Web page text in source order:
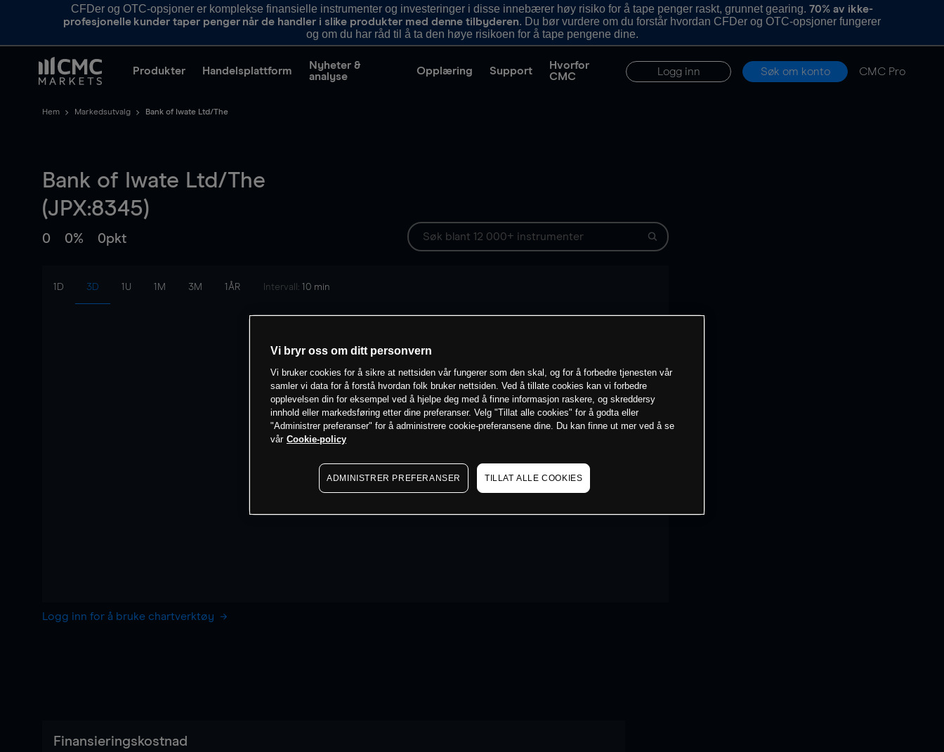
CFDer og OTC-opsjoner er komplekse finansielle instrumenter og investeringer i disse innebærer høy risiko for å tape penger raskt, grunnet gearing.70% av ikke-
profesjonelle kunder taper penger når de handler i slike produkter med denne tilbyderen. Du bør vurdere om du forstår hvordan CFDer og OTC-opsjoner fungerer
og om du har råd til å ta den høye risikoen for å tape pengene dine.
Produkter Handelsplattform
Nyheter &
analyse
Opplæring Support
Hvorfor
CMC
Logg inn Søk om konto CMC Pro
Hem Markedsutvalg Bank of Iwate Ltd/The
Bank of Iwate Ltd/The
(JPX:8345)
0 0% 0pkt
1D 3D 1U 1M 3M 1ÅR Intervall: 10 min
Logg inn for å bruke chartverktøy
Finansieringskostnad
Vi bryr oss om ditt personvern
Vi bruker cookies for å sikre at nettsiden vår fungerer som den skal, og for å forbedre tjenesten vår
samler vi data for å forstå hvordan folk bruker nettsiden. Ved å tillate cookies kan vi forbedre
opplevelsen din for eksempel ved å hjelpe deg med å finne informasjon raskere, og skreddersy
innhold eller markedsføring etter dine preferanser. Velg "Tillat alle cookies" for å godta eller
"Administrer preferanser" for å administrere cookie-preferansene dine. Du kan finne ut mer ved å se
vår Cookie-policy
ADMINISTRER PREFERANSER TILLAT ALLE COOKIES